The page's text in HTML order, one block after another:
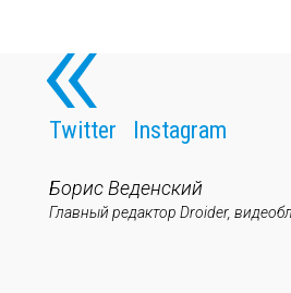
Twitter Instagram
Борис Веденский
Главный редактор Droider,